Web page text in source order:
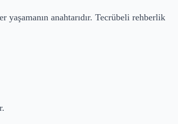
anahtarıdır. Tecrübeli rehberlik